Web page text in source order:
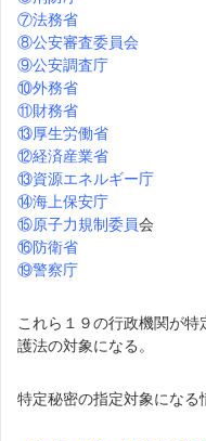
⑦法務省
⑧公安審査委員会
⑨公安調査庁
⑩外務省
⑪財務省
⑬厚生労働省
⑫経済産業省
⑬資源エネルギー庁
⑭海上保安庁
⑮原子力規制委員会
⑯防衛省
⑲警察庁
これら１９の行政機関が
護法の対象になる。
特定秘密の指定対象になる